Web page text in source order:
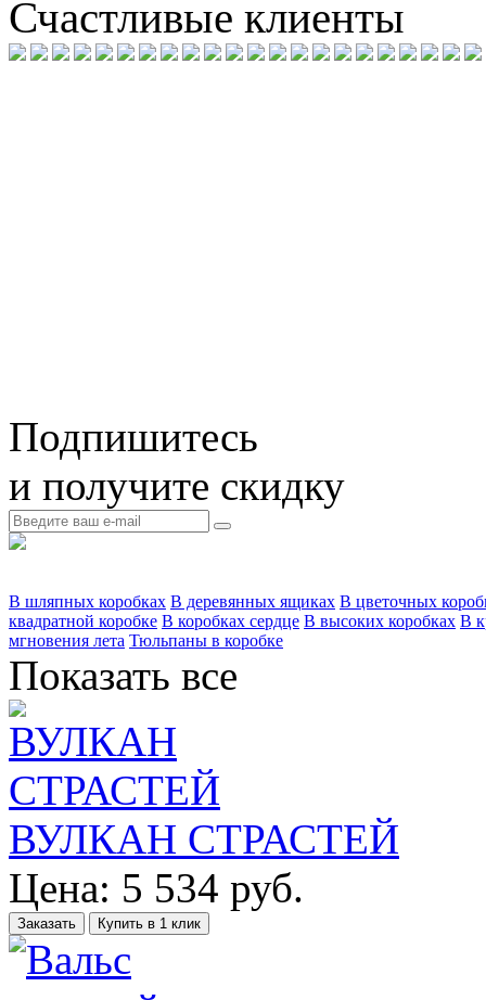
Счастливые клиенты
Подпишитесь
и получите скидку
В шляпных коробках В деревянных ящиках В цветочных
квадратной коробке В коробках сердце В высоких коробках В
мгновения лета Тюльпаны в коробке
Показать все
ВУЛКАН СТРАСТЕЙ
Цена: 5 534 руб.
Заказать Купить в 1 клик